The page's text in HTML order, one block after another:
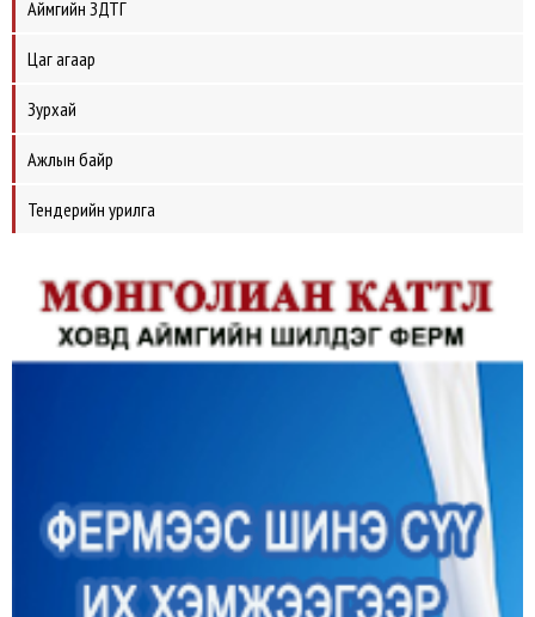
Аймгийн ЗДТГ
Цаг агаар
Зурхай
Ажлын байр
Тендерийн урилга